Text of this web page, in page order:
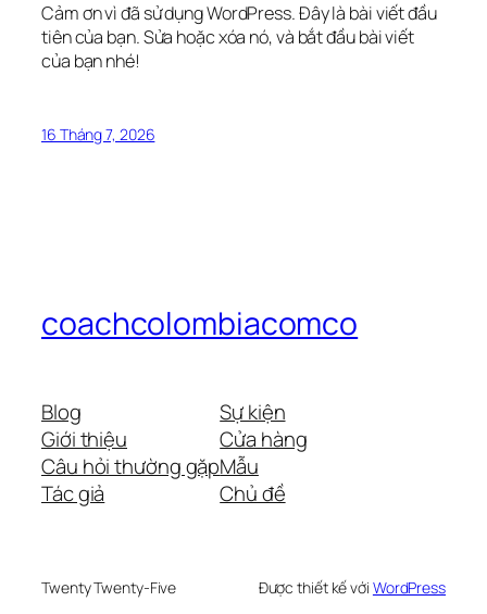
Cảm ơn vì đã sử dụng WordPress. Đây là bài viết đầu
tiên của bạn. Sửa hoặc xóa nó, và bắt đầu bài viết
của bạn nhé!
16 Tháng 7, 2026
coachcolombiacomco
Blog
Giới thiệu
Câu hỏi thường gặp
Tác giả
Sự kiện
Cửa hàng
Mẫu
Chủ đề
Twenty Twenty-Five Được thiết kế với WordPress